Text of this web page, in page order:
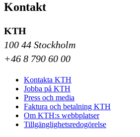
Kontakt
KTH
100 44 Stockholm
+46 8 790 60 00
Kontakta KTH
Jobba på KTH
Press och media
Faktura och betalning KTH
Om KTH:s webbplatser
Tillgänglighetsredogörelse